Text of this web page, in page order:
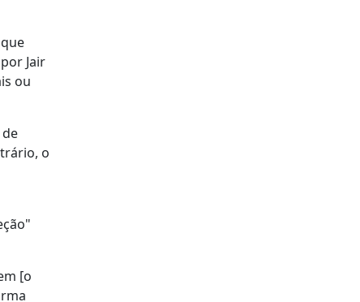
Jair
ou
o
[o